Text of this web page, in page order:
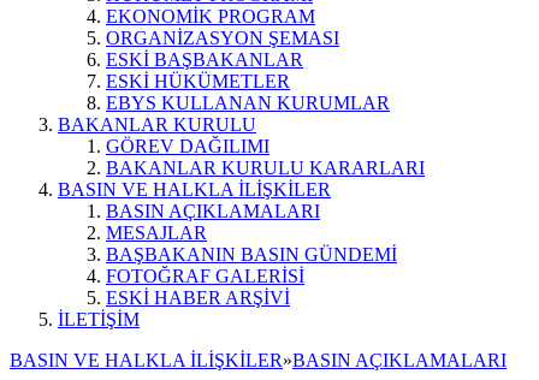
EKONOMİK PROGRAM
ORGANİZASYON ŞEMASI
ESKİ BAŞBAKANLAR
ESKİ HÜKÜMETLER
EBYS KULLANAN KURUMLAR
BAKANLAR KURULU
GÖREV DAĞILIMI
BAKANLAR KURULU KARARLARI
BASIN VE HALKLA İLİŞKİLER
BASIN AÇIKLAMALARI
MESAJLAR
BAŞBAKANIN BASIN GÜNDEMİ
FOTOĞRAF GALERİSİ
ESKİ HABER ARŞİVİ
İLETİŞİM
BASIN VE HALKLA İLİŞKİLER»BASIN AÇIKLAMALARI